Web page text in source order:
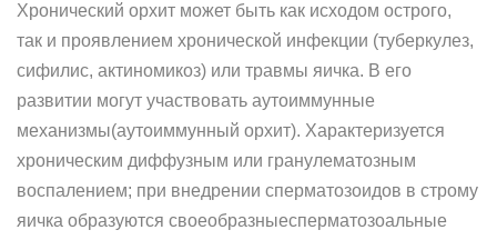
Хронический орхит может быть как исходом острого,
так и проявлением хронической инфекции (туберкулез,
сифилис, актиномикоз) или травмы яичка. В его
развитии могут участвовать аутоиммунные
механизмы(аутоиммунный орхит). Характеризуется
хроническим диффузным или гранулематозным
воспалением; при внедрении сперматозоидов в строму
яичка образуются своеобразныесперматозоальные